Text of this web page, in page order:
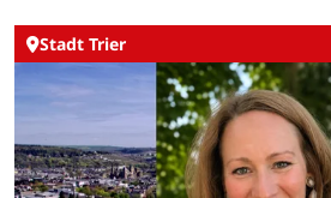
Stadt Trier